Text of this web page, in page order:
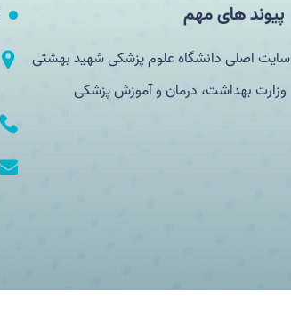
پیوند های مهم
سایت اصلی دانشگاه علوم پزشکی شهید بهشتی
وزارت بهداشت، درمان و آموزش پزشکی